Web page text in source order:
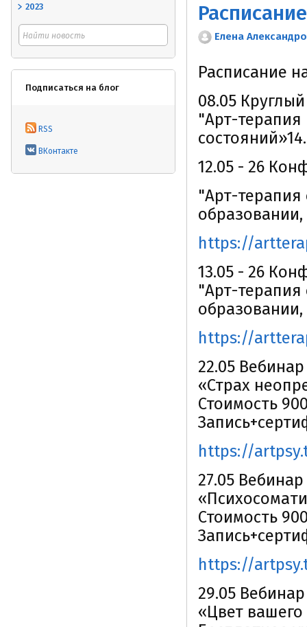
2023
Подписаться на блог
RSS
ВКонтакте
Елена
Расписание
08.05
"Арт-терапия
12.05 - 26
"Арт-терапия
https://
13.05 - 26
"Арт-терапия
https://
22.05 Вебинар
«Страх
Стоимость
https://
27.05 Вебинар
Стоимость
https://
29.05 Вебинар
«Цвет вашего